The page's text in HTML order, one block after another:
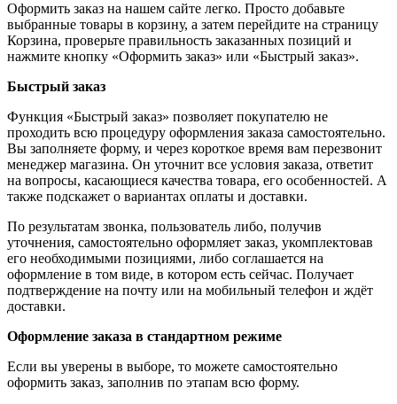
Оформить заказ на нашем сайте легко. Просто добавьте
выбранные товары в корзину, а затем перейдите на страницу
Корзина, проверьте правильность заказанных позиций и
нажмите кнопку «Оформить заказ» или «Быстрый заказ».
Быстрый заказ
Функция «Быстрый заказ» позволяет покупателю не
проходить всю процедуру оформления заказа самостоятельно.
Вы заполняете форму, и через короткое время вам перезвонит
менеджер магазина. Он уточнит все условия заказа, ответит
на вопросы, касающиеся качества товара, его особенностей. А
также подскажет о вариантах оплаты и доставки.
По результатам звонка, пользователь либо, получив
уточнения, самостоятельно оформляет заказ, укомплектовав
его необходимыми позициями, либо соглашается на
оформление в том виде, в котором есть сейчас. Получает
подтверждение на почту или на мобильный телефон и ждёт
доставки.
Оформление заказа в стандартном режиме
Если вы уверены в выборе, то можете самостоятельно
оформить заказ, заполнив по этапам всю форму.